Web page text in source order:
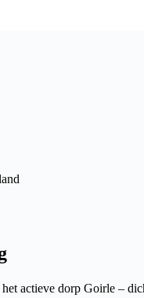
actieve dorp Goirle –